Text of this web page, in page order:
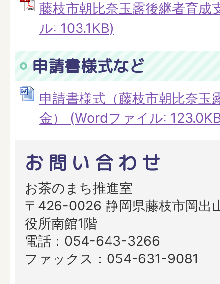
藤枝市朝比奈玉露後継者育成
ル: 103.1KB)
申請書様式など
申請書様式（藤枝市朝比奈玉
金） (Wordファイル:
お問い合わせ
お茶のまち推進室
〒426-0026 静岡県藤枝市岡出
役所南館1階
電話：054-643-3266
ファックス：054-631-9081